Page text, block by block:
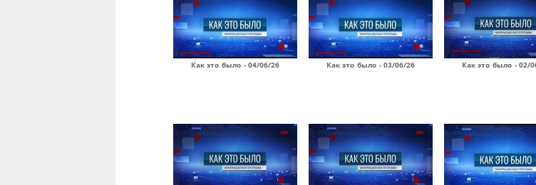
Как это было - 04/06/26 Как это было - 03/06/26 Как это было - 02/